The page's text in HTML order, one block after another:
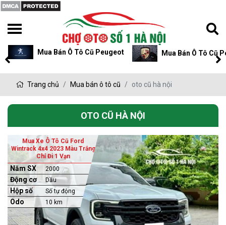
Mua Bán Ô Tô Cũ Peugeot Mua Bán Ô Tô Cũ
Trang chủ Mua bán ô tô cũ oto cũ hà nội
OTO CŨ HÀ NỘI
Mua Xe Ô Tô Cũ Ford
Wintrack 4x4 2023 Màu Trắng
Chỉ Đi 1 Vạn
Năm SX 2000
Động cơ Dầu
Hộp số Số tự động
Odo 10 km